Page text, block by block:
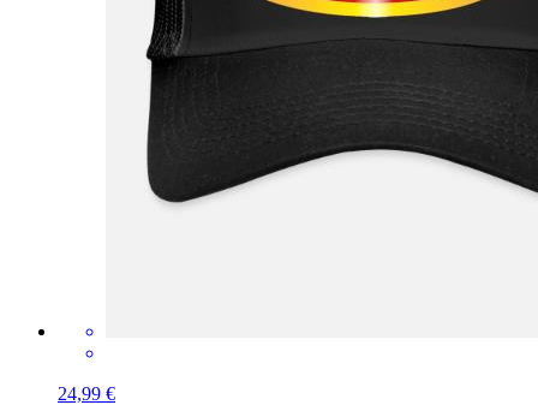
24,99 €